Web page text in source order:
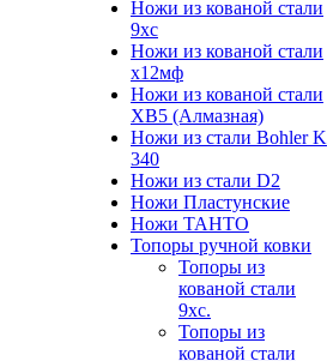
Ножи из кованой стали
9хс
Ножи из кованой стали
х12мф
Ножи из кованой стали
ХВ5 (Алмазная)
Ножи из стали Bohler K
340
Ножи из стали D2
Ножи Пластунские
Ножи ТАНТО
Топоры ручной ковки
Топоры из
кованой стали
9хс.
Топоры из
кованой стали